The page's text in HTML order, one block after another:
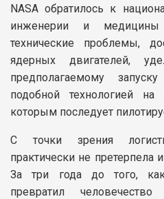
NASA обратилось к
инженерии и
технические проблемы,
ядерных двигателей,
предполагаемому
подобной технологией
которым последует
С точки зрения
практически не претерпела
За три года до того,
превратил